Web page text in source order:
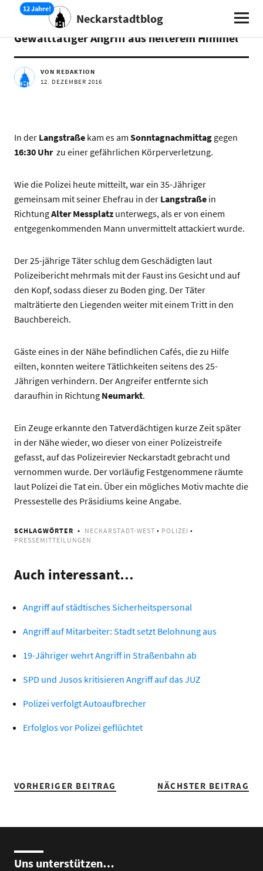
Neckarstadtblog
AKTUELLES
Gewalttätiger Angriff aus heiterem Himmel
VON REDAKTION
12. DEZEMBER 2016
In der Langstraßekam es am Sonntagnachmittaggegen
16:30 Uhrzu einer gefährlichen Körperverletzung.
Wie die Polizei heute mitteilt, war ein 35-Jähriger
gemeinsam mit seiner Ehefrau in der Langstraßein
RichtungAlter Messplatzunterwegs, als er von einem
entgegenkommenden Mann unvermittelt attackiert wurde.
Der 25-jährige Täter schlug dem Geschädigten laut
Polizeibericht mehrmals mit der Faust ins Gesicht und auf
den Kopf, sodass dieser zu Boden ging. Der Täter
malträtierte den Liegenden weiter mit einem Tritt in den
Bauchbereich.
Gäste eines in der Nähe befindlichen Cafés, die zu Hilfe
eilten, konnten weitere Tätlichkeiten seitens des 25-
Jährigen verhindern. Der Angreifer entfernte sich
daraufhin in Richtung Neumarkt.
Ein Zeuge erkannte den Tatverdächtigen kurze Zeit später
in der Nähe wieder, wo dieser von einer Polizeistreife
gefasst, auf das Polizeirevier Neckarstadt gebracht und
vernommen wurde. Der vorläufig Festgenommene räumte
laut Polizei die Tat ein. Über ein mögliches Motiv machte die
Pressestelle des Präsidiums keine Angabe.
SCHLAGWÖRTER NECKARSTADT-WEST • POLIZEI •
PRESSEMITTEILUNGEN
Auch interessant…
Angriff auf städtisches Sicherheitspersonal
Angriff auf Mitarbeiter: Stadt setzt Belohnung aus
19-Jähriger wehrt Angriff in Straßenbahn ab
SPD und Jusos kritisieren Angriff auf das JUZ
Polizei verfolgt Autoaufbrecher
Erfolglos vor Polizei geflüchtet
VORHERIGER BEITRAG NÄCHSTER BEITRAG
Uns unterstützen…